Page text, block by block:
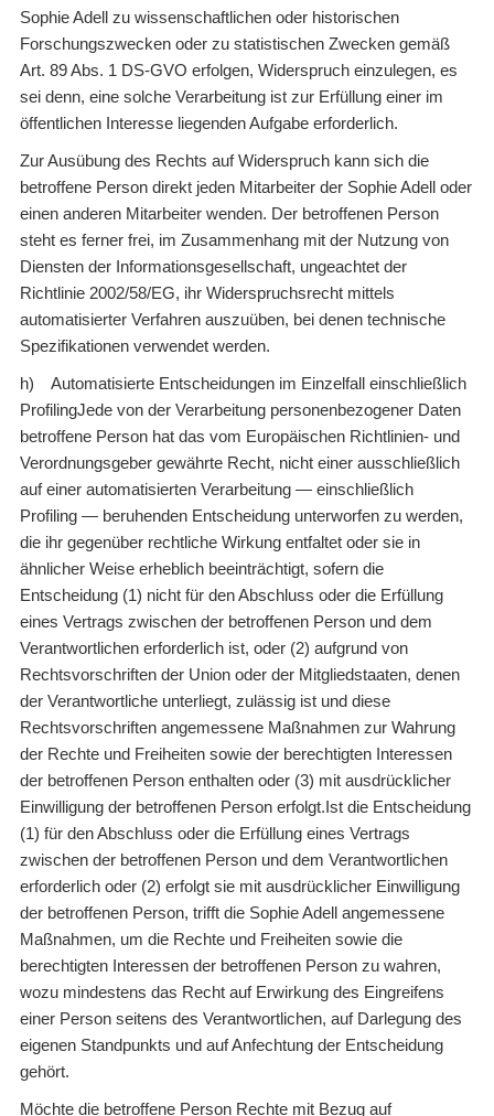
Sophie Adell zu wissenschaftlichen oder historischen
Forschungszwecken oder zu statistischen Zwecken gemäß
Art. 89 Abs. 1 DS-GVO erfolgen, Widerspruch einzulegen, es
sei denn, eine solche Verarbeitung ist zur Erfüllung einer im
öffentlichen Interesse liegenden Aufgabe erforderlich.
Zur Ausübung des Rechts auf Widerspruch kann sich die
betroffene Person direkt jeden Mitarbeiter der Sophie Adell oder
einen anderen Mitarbeiter wenden. Der betroffenen Person
steht es ferner frei, im Zusammenhang mit der Nutzung von
Diensten der Informationsgesellschaft, ungeachtet der
Richtlinie 2002/58/EG, ihr Widerspruchsrecht mittels
automatisierter Verfahren auszuüben, bei denen technische
Spezifikationen verwendet werden.
h) Automatisierte Entscheidungen im Einzelfall einschließlich
ProfilingJede von der Verarbeitung personenbezogener Daten
betroffene Person hat das vom Europäischen Richtlinien- und
Verordnungsgeber gewährte Recht, nicht einer ausschließlich
auf einer automatisierten Verarbeitung — einschließlich
Profiling — beruhenden Entscheidung unterworfen zu werden,
die ihr gegenüber rechtliche Wirkung entfaltet oder sie in
ähnlicher Weise erheblich beeinträchtigt, sofern die
Entscheidung (1) nicht für den Abschluss oder die Erfüllung
eines Vertrags zwischen der betroffenen Person und dem
Verantwortlichen erforderlich ist, oder (2) aufgrund von
Rechtsvorschriften der Union oder der Mitgliedstaaten, denen
der Verantwortliche unterliegt, zulässig ist und diese
Rechtsvorschriften angemessene Maßnahmen zur Wahrung
der Rechte und Freiheiten sowie der berechtigten Interessen
der betroffenen Person enthalten oder (3) mit ausdrücklicher
Einwilligung der betroffenen Person erfolgt.Ist die Entscheidung
(1) für den Abschluss oder die Erfüllung eines Vertrags
zwischen der betroffenen Person und dem Verantwortlichen
erforderlich oder (2) erfolgt sie mit ausdrücklicher Einwilligung
der betroffenen Person, trifft die Sophie Adell angemessene
Maßnahmen, um die Rechte und Freiheiten sowie die
berechtigten Interessen der betroffenen Person zu wahren,
wozu mindestens das Recht auf Erwirkung des Eingreifens
einer Person seitens des Verantwortlichen, auf Darlegung des
eigenen Standpunkts und auf Anfechtung der Entscheidung
gehört.
Möchte die betroffene Person Rechte mit Bezug auf